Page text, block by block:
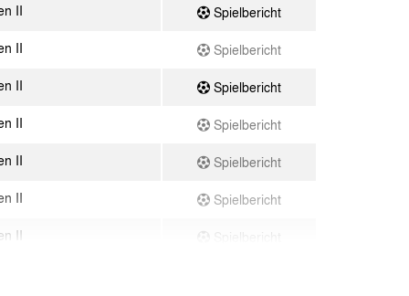
II
Spielbericht
II Spielbericht
II
Spielbericht
II
Spielbericht
II
Spielbericht
II
Spielbericht
II